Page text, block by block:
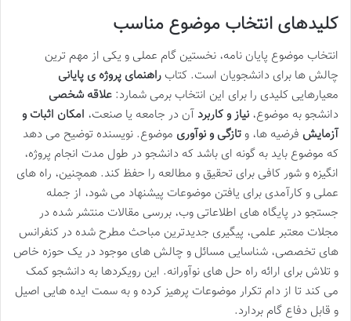
کلیدهای انتخاب موضوع مناسب
انتخاب موضوع پایان نامه، نخستین گام عملی و یکی از مهم ترین
چالش ها برای دانشجویان است. کتاب راهنمای پروژه ی پایانی
معیارهایی کلیدی را برای این انتخاب برمی شمارد: علاقه شخصی
دانشجو به موضوع، نیاز و کاربرد آن در جامعه یا صنعت، امکان اثبات و
آزمایش فرضیه ها، و تازگی و نوآوری موضوع. نویسنده توضیح می دهد
که موضوع باید به گونه ای باشد که دانشجو در طول مدت انجام پروژه،
انگیزه و شور کافی برای تحقیق و مطالعه را حفظ کند. همچنین، راه های
عملی و کارآمدی برای یافتن موضوعات پیشنهاد می شود، از جمله
جستجو در پایگاه های اطلاعاتی وب، بررسی مقالات منتشر شده در
مجلات معتبر علمی، پیگیری جدیدترین مباحث مطرح شده در کنفرانس
های تخصصی، شناسایی مسائل و چالش های موجود در یک حوزه خاص
و تلاش برای ارائه راه حل های نوآورانه. این رویکردها به دانشجو کمک
می کند تا از دام تکرار موضوعات پرهیز کرده و به سمت ایده هایی اصیل
و قابل دفاع گام بردارد.